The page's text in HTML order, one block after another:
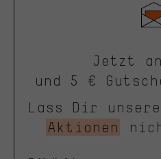
Jetzt
und 5 €
Lass Dir unsere
Aktionen